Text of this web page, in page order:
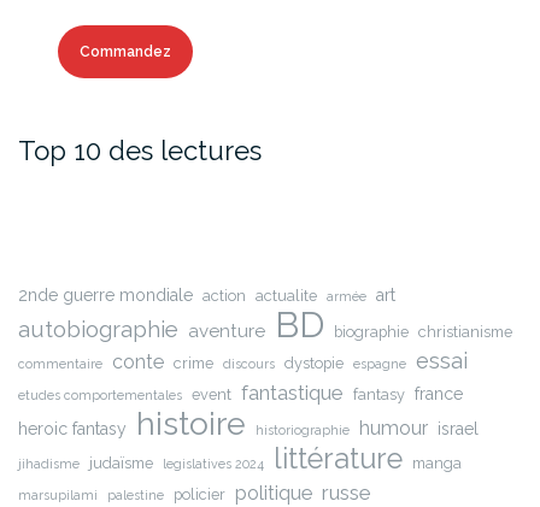
Commandez
Top 10 des lectures
2nde guerre mondiale action actualite armée art
autobiographie aventure BD biographie christianisme
commentaire conte crime discours dystopie espagne essai
etudes comportementales event fantastique fantasy france
heroic fantasy
histoire historiographie humour israel
jihadisme judaïsme legislatives 2024 littérature manga
marsupilami palestine policier politique russe